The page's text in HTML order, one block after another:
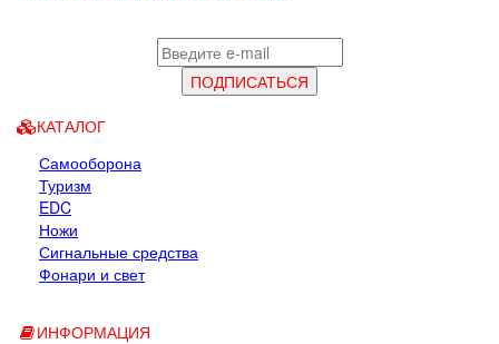
КАТАЛОГ
Самооборона
Туризм
EDC
Ножи
Сигнальные средства
Фонари и свет
ИНФОРМАЦИЯ